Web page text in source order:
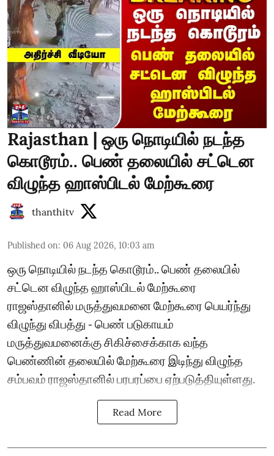
Rajasthan | ஒரு நொடியில் நடந்த
கொடூரம்.. பெண் தலையில் சட்டென
விழுந்த ஹாஸ்பிடல் மேற்கூரை
thanthitv
Published on: 06 Aug 2026, 10:03 am
ஒரு நொடியில் நடந்த கொடூரம்.. பெண் தலையில்
சட்டென விழுந்த ஹாஸ்பிடல் மேற்கூரை
ராஜஸ்தானில் மருத்துவமனை மேற்கூரை பெயர்ந்து
விழுந்து விபத்து - பெண் படுகாயம்
மருத்துவமனைக்கு சிகிச்சைக்காக வந்த
பெண்ணின் தலையில் மேற்கூரை இடிந்து விழுந்த
சம்பவம் ராஜஸ்தானில் பரபரப்பை ஏற்படுத்தியுள்ளது.
Read More